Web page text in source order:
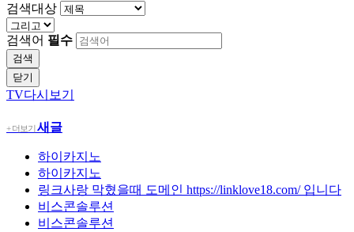
검색대상
검색어 필수
검색
닫기
TV다시보기
+ 더보기새글
하이카지노
하이카지노
링크사랑 막혔을때 도메인 https://linklove18.com/ 입니다
비스콘솔루션
비스콘솔루션